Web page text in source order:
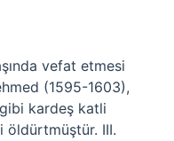
vefat etmesi
(1595-1603),
kardeş katli
öldürtmüştür. III.